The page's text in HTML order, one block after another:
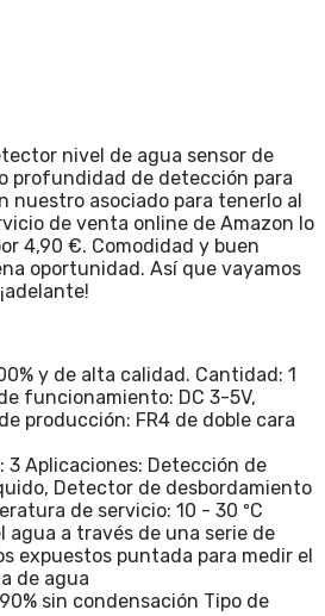
nivel de agua sensor de
profundidad de detección para
nuestro asociado para tenerlo al
de venta online de Amazon lo
4,90 €. Comodidad y buen
oportunidad. Así que vayamos
y de alta calidad. Cantidad: 1
funcionamiento: DC 3-5V,
producción: FR4 de doble cara
3 Aplicaciones: Detección de
Detector de desbordamiento
de servicio: 10 - 30 ºC
agua a través de una serie de
expuestos puntada para medir el
de agua
sin condensación Tipo de